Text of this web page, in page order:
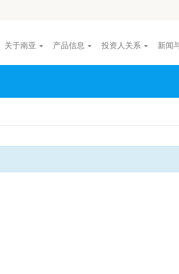
关于南亚 产品信息 投资人关系 新闻